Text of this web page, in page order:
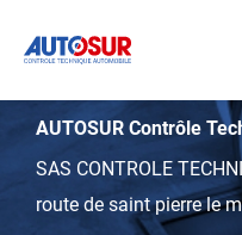
AUTOSUR
AUTOSUR Contrôle
SAS CONTROLE
route de saint pierre le